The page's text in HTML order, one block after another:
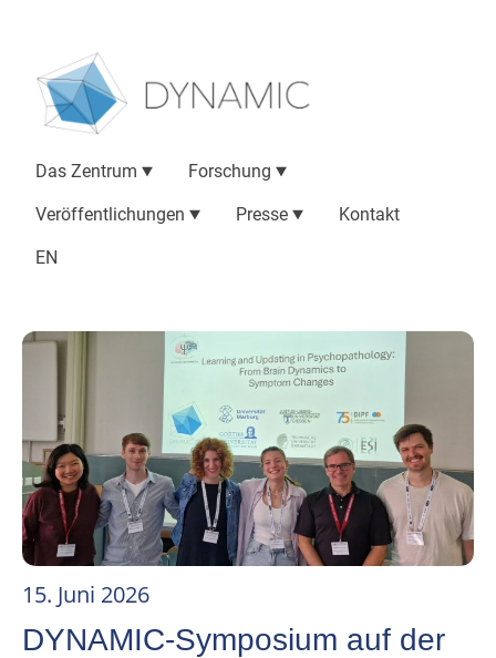
Das Zentrum Forschung
Veröffentlichungen Presse Kontakt
EN
15. Juni 2026
DYNAMIC-Symposium auf der